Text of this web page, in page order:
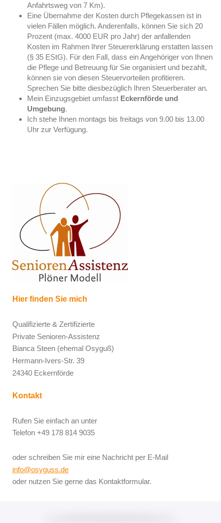
Anfahrtsweg von 7 Km).
Eine Übernahme der Kosten durch Pflegekassen ist in
vielen Fällen möglich. Anderenfalls, können Sie sich 20
Prozent (max. 4000 EUR pro Jahr) der anfallenden
Kosten im Rahmen Ihrer Steuererklärung erstatten lassen
(§ 35 EStG). Für den Fall, dass ein Angehöriger von Ihnen
die Pflege und Betreuung für Sie organisiert und bezahlt,
können sie von diesen Steuervorteilen profitieren.
Sprechen Sie bitte diesbezüglich Ihren Steuerberater an.
Mein Einzugsgebiet umfasst Eckernförde und
Umgebung.
Ich stehe Ihnen montags bis freitags von 9.00 bis 13.00
Uhr zur Verfügung.
Hier finden Sie mich
Qualifizierte & Zertifizierte
Private Senioren-Assistenz
Bianca Steen (ehemal Osyguß)
Hermann-Ivers-Str. 39
24340 Eckernförde
Kontakt
Rufen Sie einfach an unter
Telefon +49 178 814 9035
oder schreiben Sie mir eine Nachricht per E-Mail
info@osyguss.de
oder nutzen Sie gerne das Kontaktformular.